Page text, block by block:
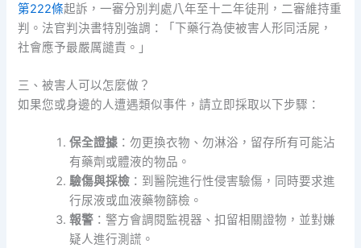
第222條起訴，一審分別判處八年至十二年徒刑，二審維持重
判。法官判決書特別強調：「下藥行為使被害人形同活屍，
社會應予最嚴厲譴責。」
三、被害人可以怎麼做？
如果您或身邊的人遭遇類似事件，請立即採取以下步驟：
保全證據 ：勿更換衣物、勿淋浴，留存所有可能沾
有藥劑或體液的物品。
驗傷與採檢 ：到醫院進行性侵害驗傷，同時要求進
行尿液或血液藥物篩檢。
報警 ：警方會調閱監視器、扣留相關證物，並對嫌
疑人進行測謊。